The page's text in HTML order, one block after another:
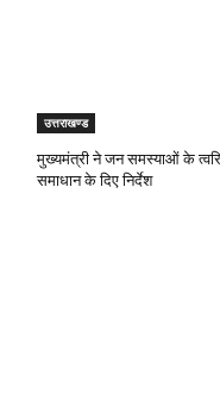
उत्तराखण्ड
मुख्यमंत्री ने जन समस्याओं के
समाधान के दिए निर्देश